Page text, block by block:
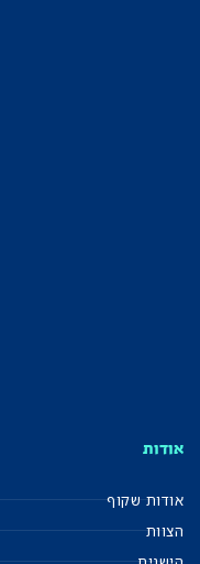
אודות
אודות שקוף
הצוות